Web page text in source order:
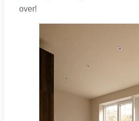
over!